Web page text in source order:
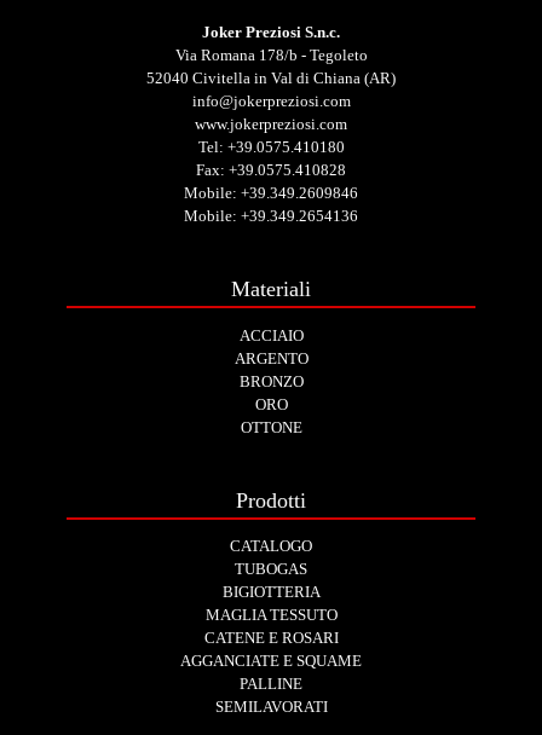
Joker Preziosi S.n.c.
Via Romana 178/b - Tegoleto
52040 Civitella in Val di Chiana (AR)
info@jokerpreziosi.com
www.jokerpreziosi.com
Tel: +39.0575.410180
Fax: +39.0575.410828
Mobile: +39.349.2609846
Mobile: +39.349.2654136
Materiali
ACCIAIO
ARGENTO
BRONZO
ORO
OTTONE
Prodotti
CATALOGO
TUBOGAS
BIGIOTTERIA
MAGLIA TESSUTO
CATENE E ROSARI
AGGANCIATE E SQUAME
PALLINE
SEMILAVORATI